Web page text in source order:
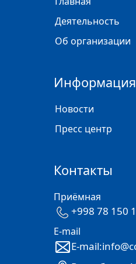
Деятельность
Об организации
Информация
Новости
Пресс центр
Контакты
Приёмная
+998 78 150
E-mail
E-